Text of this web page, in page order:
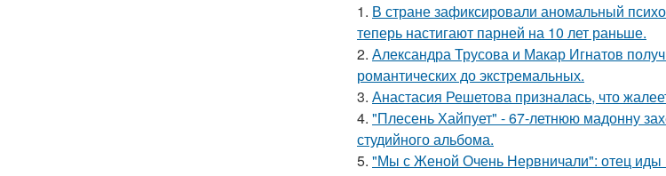
1. В стране зафиксировали аномальный
теперь настигают парней на 10 лет раньше.
2. Александра Трусова и Макар Игнатов
романтических до экстремальных.
3. Анастасия Решетова призналась, что
4. "Плесень Хайпует" - 67-летнюю мадонну
студийного альбома.
5. "Мы с Женой Очень Нервничали": отец иды